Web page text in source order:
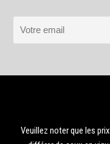
Veuillez noter que les